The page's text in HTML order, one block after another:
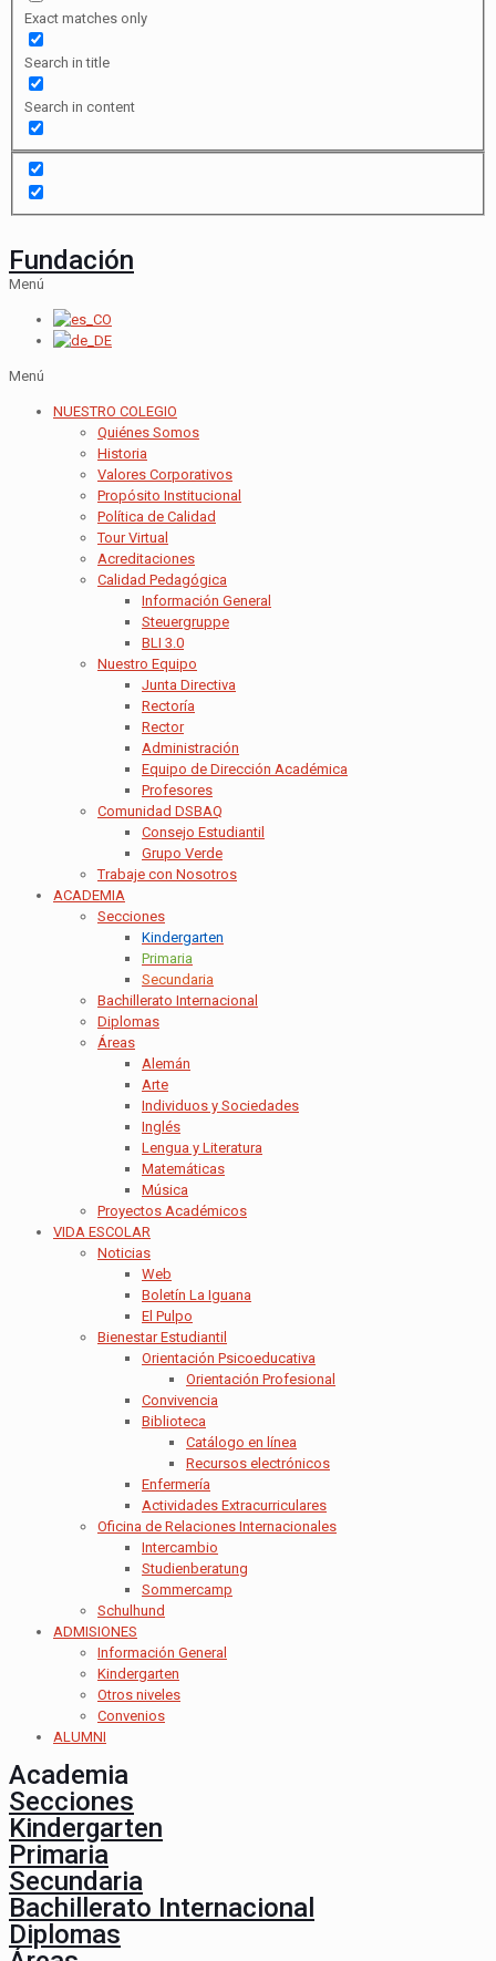
Exact matches only
Search in title
Search in content
Fundación
Menú
Menú
NUESTRO COLEGIO
Quiénes Somos
Historia
Valores Corporativos
Propósito Institucional
Política de Calidad
Tour Virtual
Acreditaciones
Calidad Pedagógica
Información General
Steuergruppe
BLI 3.0
Nuestro Equipo
Junta Directiva
Rectoría
Rector
Administración
Equipo de Dirección Académica
Profesores
Comunidad DSBAQ
Consejo Estudiantil
Grupo Verde
Trabaje con Nosotros
ACADEMIA
Secciones
Kindergarten
Primaria
Secundaria
Bachillerato Internacional
Diplomas
Áreas
Alemán
Arte
Individuos y Sociedades
Inglés
Lengua y Literatura
Matemáticas
Música
Proyectos Académicos
VIDA ESCOLAR
Noticias
Web
Boletín La Iguana
El Pulpo
Bienestar Estudiantil
Orientación Psicoeducativa
Orientación Profesional
Convivencia
Biblioteca
Catálogo en línea
Recursos electrónicos
Enfermería
Actividades Extracurriculares
Oficina de Relaciones Internacionales
Intercambio
Studienberatung
Sommercamp
Schulhund
ADMISIONES
Información General
Kindergarten
Otros niveles
Convenios
ALUMNI
Academia
Secciones
Kindergarten
Primaria
Secundaria
Bachillerato Internacional
Diplomas